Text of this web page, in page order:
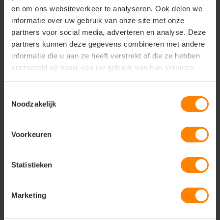
en om ons websiteverkeer te analyseren. Ook delen we
informatie over uw gebruik van onze site met onze
partners voor social media, adverteren en analyse. Deze
partners kunnen deze gegevens combineren met andere
informatie die u aan ze heeft verstrekt of die ze hebben
verzameld op basis van uw gebruik van hun services.
Noodzakelijk
Voorkeuren
Statistieken
Marketing
zoom. 2 binnenzakken met ritssluitingen.
reflecterende piping op de rug. uitscheurbaar
neklabel en afzonderlijk geweven maatlabel. aan de
binnenzijde van de linkerzijnaad werd een zakje
voorzien voor het innaaien van een waschip.
zippullers in contrasterende kleur. oeko-tex 100
gecertificeerd.
klantenservice
Bezoek onze showroom: